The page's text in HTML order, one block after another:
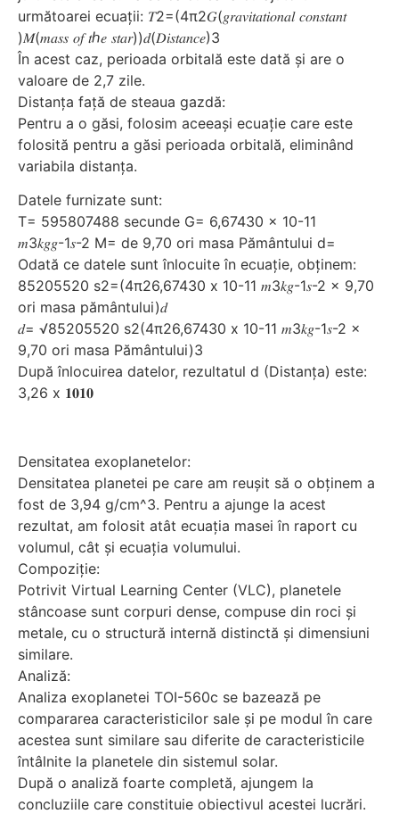
următoarei ecuații: 𝑇2=(4π2𝐺(𝑔𝑟𝑎𝑣𝑖𝑡𝑎𝑡𝑖𝑜𝑛𝑎𝑙 𝑐𝑜𝑛𝑠𝑡𝑎𝑛𝑡
)𝑀(𝑚𝑎𝑠𝑠 𝑜𝑓 𝑡ℎ𝑒 𝑠𝑡𝑎𝑟))𝑑(𝐷𝑖𝑠𝑡𝑎𝑛𝑐𝑒)3
În acest caz, perioada orbitală este dată și are o
valoare de 2,7 zile.
Distanța față de steaua gazdă:
Pentru a o găsi, folosim aceeași ecuație care este
folosită pentru a găsi perioada orbitală, eliminând
variabila distanța.
Datele furnizate sunt:
T= 595807488 secunde G= 6,67430 x 10-11
𝑚3𝑘𝑔𝑔-1𝑠-2 M= de 9,70 ori masa Pământului d=
Odată ce datele sunt înlocuite în ecuație, obținem:
85205520 s2=(4π26,67430 x 10-11 𝑚3𝑘𝑔-1𝑠-2 x 9,70
ori masa pământului)𝑑
𝑑= √85205520 s2(4π26,67430 x 10-11 𝑚3𝑘𝑔-1𝑠-2 x
9,70 ori masa Pământului)3
După înlocuirea datelor, rezultatul d (Distanța) este:
3,26 x 𝟏𝟎𝟏𝟎
Densitatea exoplanetelor:
Densitatea planetei pe care am reușit să o obținem a
fost de 3,94 g/cm^3. Pentru a ajunge la acest
rezultat, am folosit atât ecuația masei în raport cu
volumul, cât și ecuația volumului.
Compoziție:
Potrivit Virtual Learning Center (VLC), planetele
stâncoase sunt corpuri dense, compuse din roci și
metale, cu o structură internă distinctă și dimensiuni
similare.
Analiză:
Analiza exoplanetei TOI-560c se bazează pe
compararea caracteristicilor sale și pe modul în care
acestea sunt similare sau diferite de caracteristicile
întâlnite la planetele din sistemul solar.
După o analiză foarte completă, ajungem la
concluziile care constituie obiectivul acestei lucrări.